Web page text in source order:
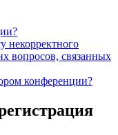
некорректного
вопросов, связанных
конференции?